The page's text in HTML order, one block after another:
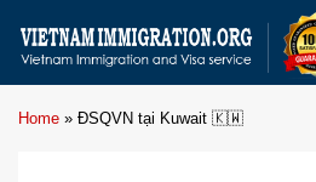
Home » ĐSQVN tại Kuwait 🇰🇼